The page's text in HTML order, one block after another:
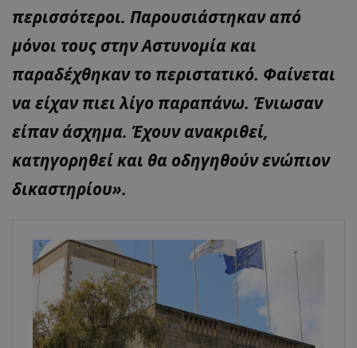
περισσότεροι. Παρουσιάστηκαν από
μόνοι τους στην Αστυνομία και
παραδέχθηκαν το περιστατικό. Φαίνεται
να είχαν πιει λίγο παραπάνω. Ένιωσαν
είπαν άσχημα. Έχουν ανακριθεί,
κατηγορηθεί και θα οδηγηθούν ενώπιον
δικαστηρίου».